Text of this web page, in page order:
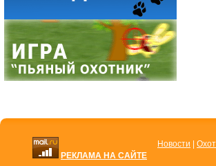
РЕКЛАМА НА САЙТЕ
Новости